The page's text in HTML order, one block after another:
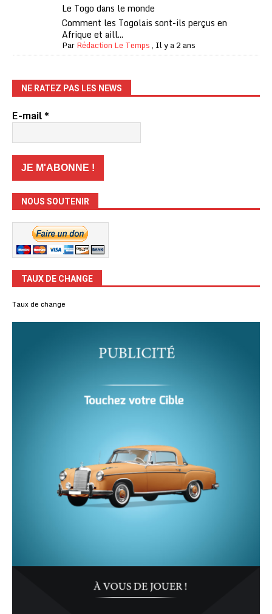
Le Togo dans le monde
Comment les Togolais sont-ils perçus en
Afrique et aill...
ParRédaction Le Temps, Il y a 2 ans
NE RATEZ PAS LES NEWS
E-mail*
NOUS SOUTENIR
TAUX DE CHANGE
Taux de change